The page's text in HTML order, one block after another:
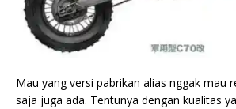
Mau yang versi pabrikan alias nggak mau
saja juga ada. Tentunya dengan kualitas